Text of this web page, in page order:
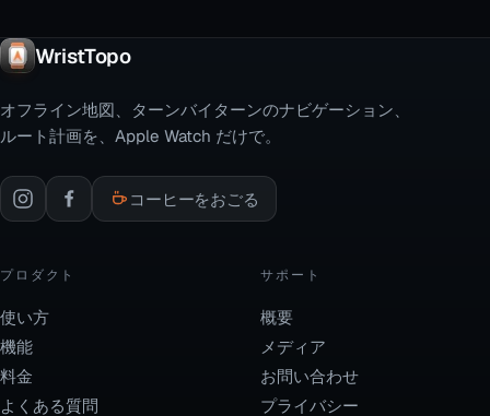
WristTopo
オフライン地図、ターンバイターンのナビゲーション、
ルート計画を、Apple Watch だけで。
コーヒーをおごる
プロダクト
使い方
機能
料金
よくある質問
サポート
概要
メディア
お問い合わせ
プライバシー